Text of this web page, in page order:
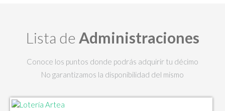
Lista de Administraciones
Conoce los puntos donde podrás adquirir tu décimo
No garantizamos la disponibilidad del mismo